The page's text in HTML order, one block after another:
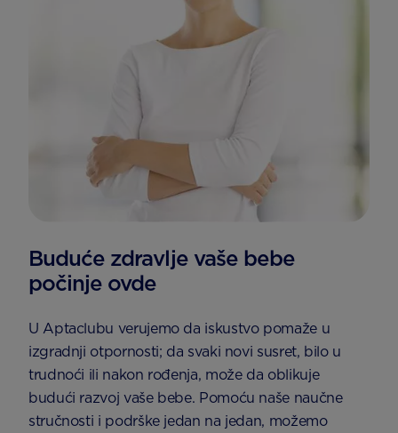
Buduće zdravlje vaše bebe
počinje ovde
U Aptaclubu verujemo da iskustvo pomaže u
izgradnji otpornosti; da svaki novi susret, bilo u
trudnoći ili nakon rođenja, može da oblikuje
budući razvoj vaše bebe. Pomoću naše naučne
stručnosti i podrške jedan na jedan, možemo